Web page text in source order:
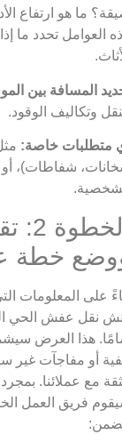
ما هو ارتفاع
العوامل تحدد ما
المسافة بين
وتكاليف الوقود.
متطلبات خاصة:
شفاطات)، أو
خطة
على المعلومات
نقل عفش الحي
هذا العرض
أو مفاجآت غير
مع عملائنا.
فريق العمل